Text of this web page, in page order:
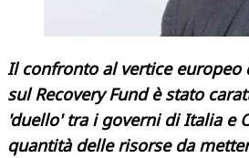
Il confronto al vertice europeo
sul Recovery Fund è stato
'duello' tra i governi di Italia e
quantità delle risorse da